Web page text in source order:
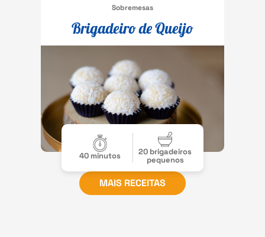
Sobremesas
Brigadeiro de Queijo
40 minutos
20 brigadeiros
pequenos
MAIS RECEITAS